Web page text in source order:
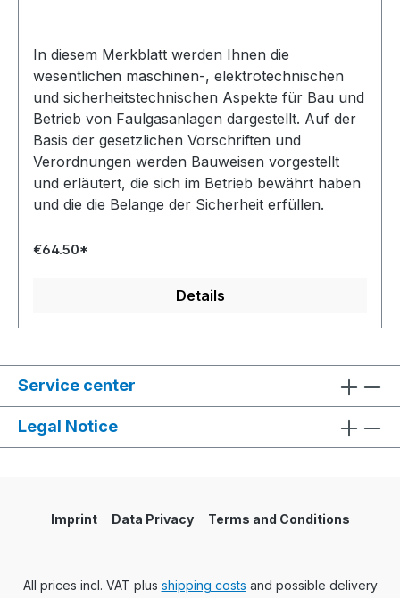
In diesem Merkblatt werden Ihnen die
wesentlichen maschinen-, elektrotechnischen
und sicherheitstechnischen Aspekte für Bau und
Betrieb von Faulgasanlagen dargestellt. Auf der
Basis der gesetzlichen Vorschriften und
Verordnungen werden Bauweisen vorgestellt
und erläutert, die sich im Betrieb bewährt haben
und die die Belange der Sicherheit erfüllen.
€64.50*
Details
Service center
Legal Notice
Imprint Data Privacy Terms and Conditions
All prices incl. VAT plus shipping costs and possible delivery